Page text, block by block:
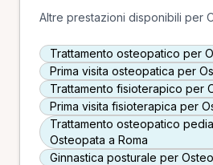
Altre prestazioni disponibili per
Trattamento osteopatico per
Prima visita osteopatica per
Trattamento fisioterapico per
Prima visita fisioterapica per
Trattamento osteopatico
Osteopata a Roma
Ginnastica posturale per